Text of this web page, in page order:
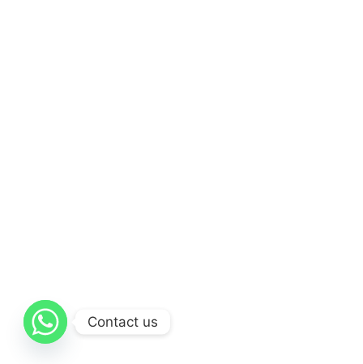
Contact us